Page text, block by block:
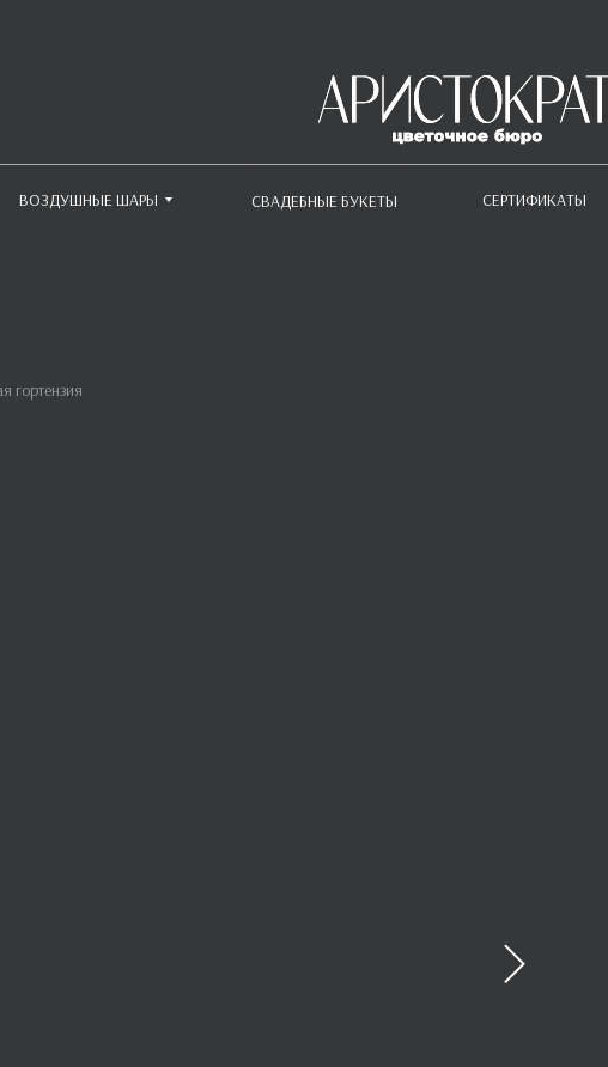
СВАДЕБНЫЕ БУКЕТЫ
ВОЗДУШНЫЕ ШАРЫ СЕРТИФИКАТЫ
гортензия